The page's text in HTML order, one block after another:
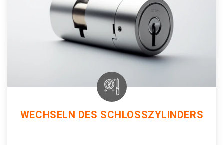
WECHSELN DES SCHLOSSZYLINDERS